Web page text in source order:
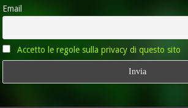
Email
Accetto le regole sulla privacy di questo sito